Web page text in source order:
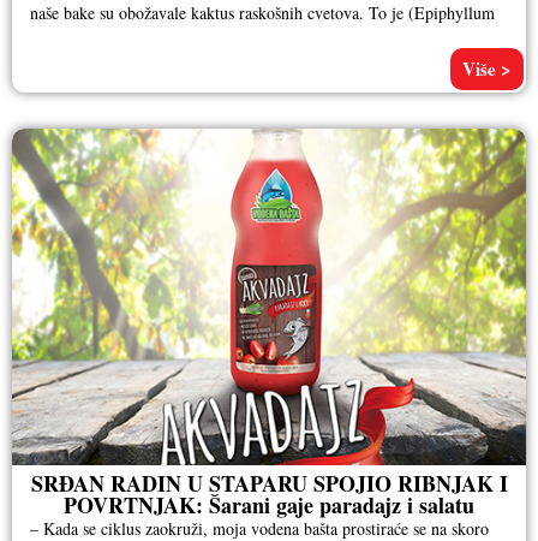
naše bake su obožavale kaktus raskošnih cvetova. To je (Epiphyllum
Više >
SRĐAN RADIN U STAPARU SPOJIO RIBNJAK I
POVRTNJAK: Šarani gaje paradajz i salatu
– Kada se ciklus zaokruži, moja vodena bašta prostiraće se na skoro